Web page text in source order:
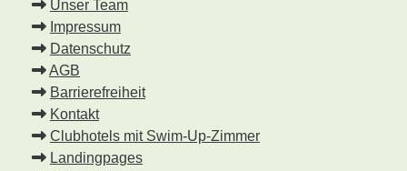
Unser Team
Impressum
Datenschutz
AGB
Barrierefreiheit
Kontakt
Clubhotels mit Swim-Up-Zimmer
Landingpages